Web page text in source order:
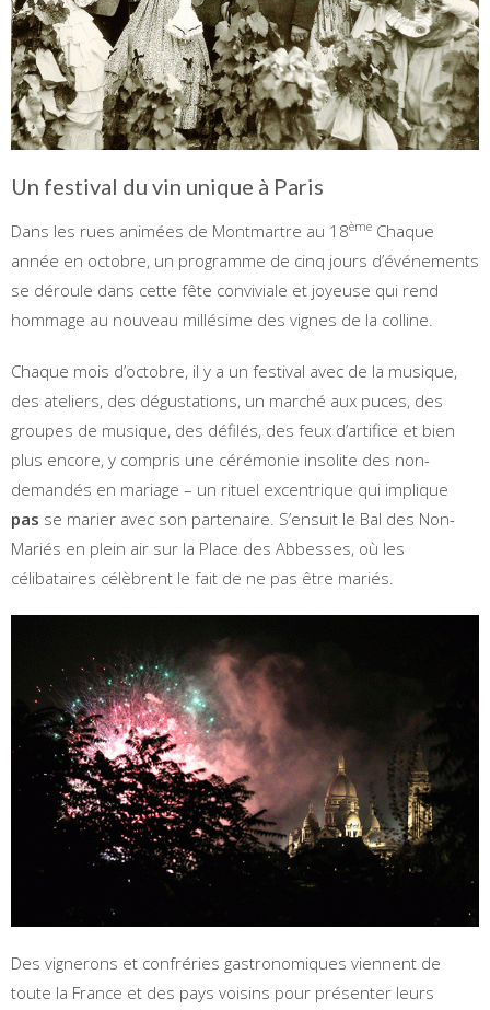
Un festival du vin unique à Paris
Dans les rues animées de Montmartre au 18ème Chaque
année en octobre, un programme de cinq jours d’événements
se déroule dans cette fête conviviale et joyeuse qui rend
hommage au nouveau millésime des vignes de la colline.
Chaque mois d’octobre, il y a un festival avec de la musique,
des ateliers, des dégustations, un marché aux puces, des
groupes de musique, des défilés, des feux d’artifice et bien
plus encore, y compris une cérémonie insolite des non-
demandés en mariage – un rituel excentrique qui implique
pas se marier avec son partenaire. S’ensuit le Bal des Non-
Mariés en plein air sur la Place des Abbesses, où les
célibataires célèbrent le fait de ne pas être mariés.
Des vignerons et confréries gastronomiques viennent de
toute la France et des pays voisins pour présenter leurs